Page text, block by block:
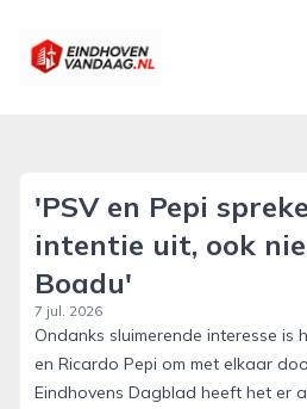
eindhovenvandaag.nl
'PSV en Pepi
intentie uit, ook
Boadu'
7 jul. 2026
Ondanks sluimerende interesse is
en Ricardo Pepi om met elkaar
Eindhovens Dagblad heeft het er